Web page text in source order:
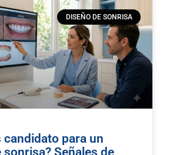
DISEÑO DE SONRISA
candidato para un
sonrisa? Señales de